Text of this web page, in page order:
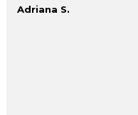
Adriana S.